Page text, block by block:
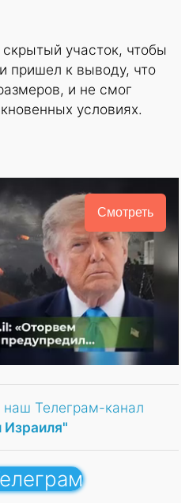
участок, чтобы
пришел к выводу, что
и не смог
условиях.
Смотреть
Телеграм-канал